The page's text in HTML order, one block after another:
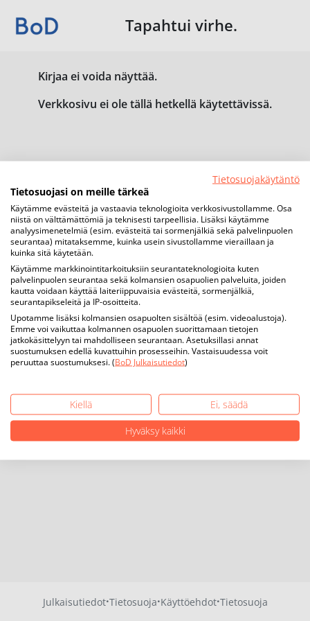
Tapahtui virhe.
Kirjaa ei voida näyttää.
Verkkosivu ei ole tällä hetkellä käytettävissä.
Julkaisutiedot·Tietosuoja·Käyttöehdot·Tietosuoja
Tietosuojakäytäntö
Tietosuojasi on meille tärkeä
Käytämme evästeitä ja vastaavia teknologioita verkkosivustollamme. Osa
niistä on välttämättömiä ja teknisesti tarpeellisia. Lisäksi käytämme
analyysimenetelmiä (esim. evästeitä tai sormenjälkiä sekä palvelinpuolen
seurantaa) mitataksemme, kuinka usein sivustollamme vieraillaan ja
kuinka sitä käytetään.
Käytämme markkinointitarkoituksiin seurantateknologioita kuten
palvelinpuolen seurantaa sekä kolmansien osapuolien palveluita, joiden
kautta voidaan käyttää laiteriippuvaisia evästeitä, sormenjälkiä,
seurantapikseleitä ja IP-osoitteita.
Upotamme lisäksi kolmansien osapuolten sisältöä (esim. videoalustoja).
Emme voi vaikuttaa kolmannen osapuolen suorittamaan tietojen
jatkokäsittelyyn tai mahdolliseen seurantaan. Asetuksillasi annat
suostumuksen edellä kuvattuihin prosesseihin. Vastaisuudessa voit
peruuttaa suostumuksesi. (BoD Julkaisutiedot)
Kiellä
Ei, säädä
Hyväksy kaikki